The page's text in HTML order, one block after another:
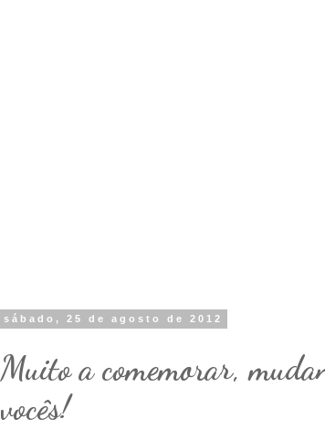
sábado, 25 de agosto de 2012
Muito a comemorar,
vocês!